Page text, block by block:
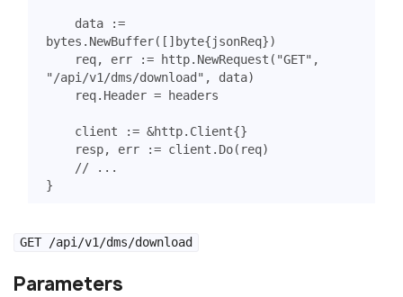
data
:=
bytes . NewBuffer([]byte{jsonReq})
req, err := http. NewRequest ( "GET" ,
"/api/v1/dms/download" , data)
req. Header = headers
client := &http. Client{}
resp, err := client . Do( req)
// ...
}
GET /api/v1/dms/download
Parameters